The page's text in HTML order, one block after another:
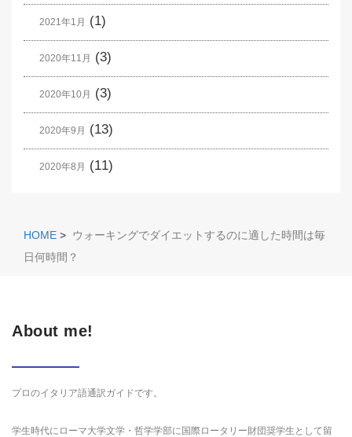
2021年1月 (1)
2020年11月 (3)
2020年10月 (3)
2020年9月 (13)
2020年8月 (11)
HOME > ウォーキングでダイエットするのに適した時間は毎
日何時間？
About me!
プロのイタリア語通訳ガイドです。
学生時代にローマ大学文学・哲学学部に国際ロータリー財団奨学生として留